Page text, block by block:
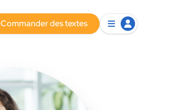
Commander des textes